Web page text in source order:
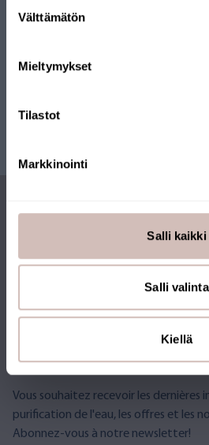
valinta
Välttämätön
Mieltymykset
Tilastot
Markkinointi
Salli kaikki
Salli valinta
Kiellä
ABONNEZ-
NEWSLETTER
Vous souhaitez recevoir les dernières
purification de l'eau, les offres et les
Abonnez-vous à notre newsletter!
Pays de